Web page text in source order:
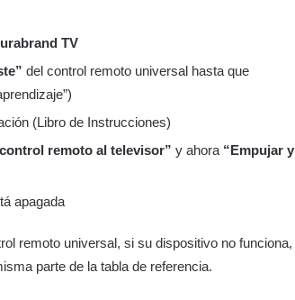
TV
del control remoto universal hasta que
(Libro de Instrucciones)
remoto al televisor” y ahora “Empujar y
apagada
remoto universal, si su dispositivo no funciona,
parte de la tabla de referencia.